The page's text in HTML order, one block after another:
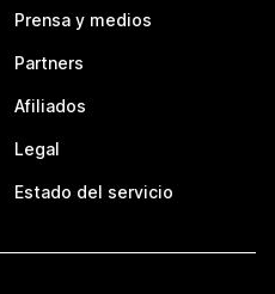
Prensa y medios
Partners
Afiliados
Legal
Estado del servicio